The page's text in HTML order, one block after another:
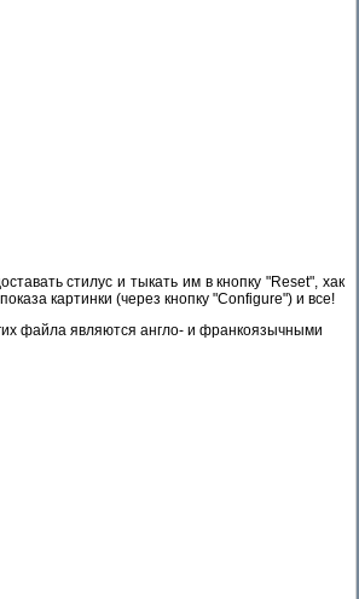
стилус и тыкать им в кнопку "Reset", хак
картинки (через кнопку "Configure") и все!
файла являются англо- и франкоязычными